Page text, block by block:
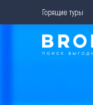
Горящие туры